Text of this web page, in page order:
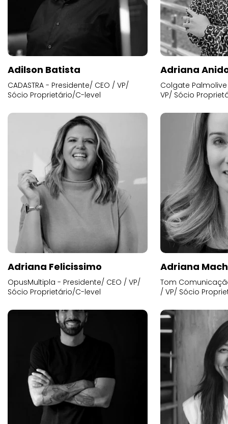
Adilson Batista
CADASTRA - Presidente/ CEO / VP/
Sócio Proprietário/C-level
Adriana
Colgate
VP/ Sócio
Adriana Felicissimo
OpusMultipla - Presidente/ CEO / VP/
Sócio Proprietário/C-level
Adriana
Tom
/ VP/ Sócio